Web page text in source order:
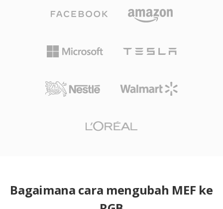
Bagaimana cara mengubah MEF ke